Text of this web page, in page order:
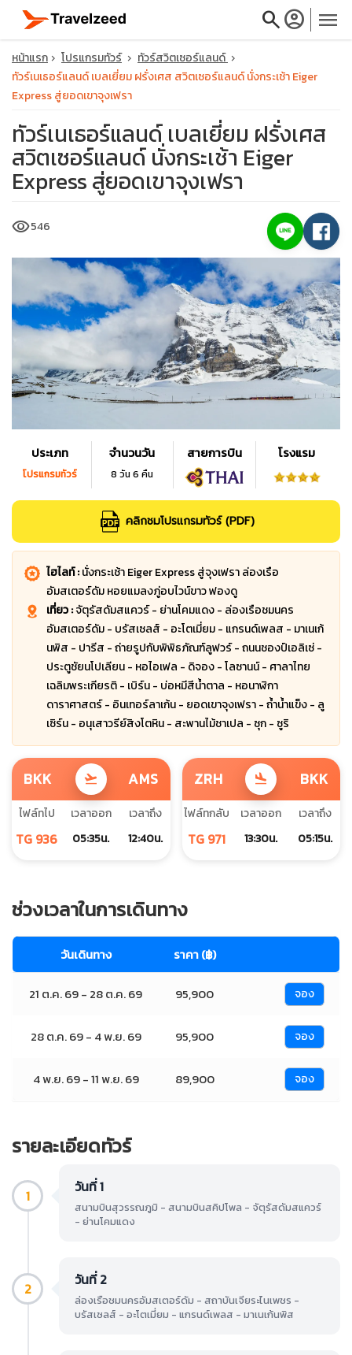
searchaccount_circle menu
close
travel_explore
calendar_month
search
หน้าแรก โปรแกรมทัวร์
ทัวร์สวิตเซอร์แลนด์
ทัวร์เนเธอร์แลนด์ เบลเยี่ยม ฝรั่งเศส สวิตเซอร์แลนด์ นั่งกระเช้า Eiger
Express สู่ยอดเขาจุงเฟรา
ทัวร์เนเธอร์แลนด์ เบลเยี่ยม ฝรั่งเศส
สวิตเซอร์แลนด์ นั่งกระเช้า Eiger
Express สู่ยอดเขาจุงเฟรา
visibility546
ประเภท
โปรแกรมทัวร์
จำนวนวัน
8 วัน 6 คืน
สายการบิน โรงแรม
คลิกชมโปรแกรมทัวร์ (PDF)
ไฮไลท์ :นั่งกระเช้า Eiger Express สู่จุงเฟรา ล่องเรือ
อัมสเตอร์ดัม หอยแมลงภู่อบไวน์ขาว ฟองดู
เที่ยว :จัตุรัสดัมสแควร์ - ย่านโคมแดง - ล่องเรือชมนคร
อัมสเตอร์ดัม - บรัสเซลส์ - อะโตเมี่ยม - แกรนด์เพลส - มาเนเก้
นพิส - ปารีส - ถ่ายรูปกับพิพิธภัณฑ์ลูฟวร์ - ถนนชองป์เอลิเซ่ -
ประตูชัยนโปเลียน - หอไอเฟล - ดิจอง - โลซานน์ - ศาลาไทย
เฉลิมพระเกียรติ - เบิร์น - บ่อหมีสีน้ำตาล - หอนาฬิกา
ดาราศาสตร์ - อินเทอร์ลาเก้น - ยอดเขาจุงเฟรา - ถ้ำน้ำแข็ง - ลู
เซิร์น - อนุเสาวรีย์สิงโตหิน - สะพานไม้ชาเปล - ซุก - ซูริ
BKK flight_takeoff AMS
ไฟล์ทไป
TG 936
เวลาออก
05:35น.
เวลาถึง
12:40น.
ZRH flight_land BKK
ไฟล์ทกลับ
TG 971
เวลาออก
13:30น.
เวลาถึง
05:15น.
ช่วงเวลาในการเดินทาง
วันเดินทาง ราคา (฿)
21 ต.ค. 69 - 28 ต.ค. 69 95,900 จอง
28 ต.ค. 69 - 4 พ.ย. 69 95,900 จอง
4 พ.ย. 69 - 11 พ.ย. 69 89,900 จอง
รายละเอียดทัวร์
1 วันที่ 1
สนามบินสุวรรณภูมิ - สนามบินสคิปโพล - จัตุรัสดัมสแควร์
- ย่านโคมแดง
2 วันที่ 2
ล่องเรือชมนครอัมสเตอร์ดัม - สถาบันเจียระไนเพชร -
บรัสเซลส์ - อะโตเมี่ยม - แกรนด์เพลส - มาเนเก้นพิส